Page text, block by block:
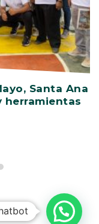
Santa Ana
herramientas